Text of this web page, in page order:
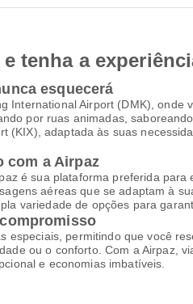
tenha a
esquecerá
International Airport (DMK),
por ruas animadas,
(KIX), adaptada às suas
com a Airpaz
é sua plataforma preferida
aéreas que se adaptam à
variedade de opções para
especiais, permitindo que você
ou o conforto. Com a Airpaz,
e economias imbatíveis.